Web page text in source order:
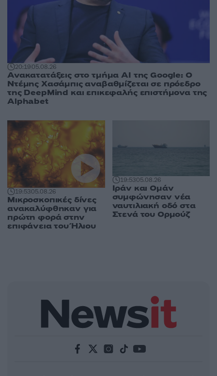
20:1905.08.26
Ανακατατάξεις στο τμήμα AI της Google: Ο
Ντέμης Χασάμπις αναβαθμίζεται σε πρόεδρο
της DeepMind και επικεφαλής επιστήμονα της
Alphabet
19:5305.08.26
Μικροσκοπικές δίνες
ανακαλύφθηκαν για
πρώτη φορά στην
επιφάνεια του Ήλιου
19:5305.08.26
Ιράν και Ομάν
συμφώνησαν νέα
ναυτιλιακή οδό στα
Στενά του Ορμούζ